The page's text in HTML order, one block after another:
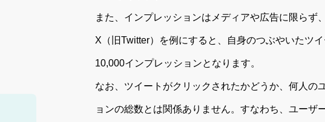
また、インプレッションはメディアや広告に限らず
X（旧Twitter）を例にすると、自身のつぶやいたツ
10,000インプレッションとなります。
なお、ツイートがクリックされたかどうか、何人の
ョンの総数とは関係ありません。すなわち、ユーザ